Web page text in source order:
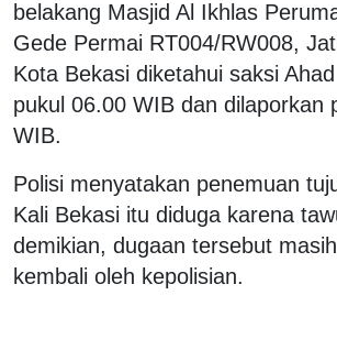
belakang Masjid Al Ikhlas
Gede Permai RT004/RW008,
Kota Bekasi diketahui saksi
pukul 06.00 WIB dan dilaporkan
WIB.
Polisi menyatakan penemuan
Kali Bekasi itu diduga karena
demikian, dugaan tersebut
kembali oleh kepolisian.